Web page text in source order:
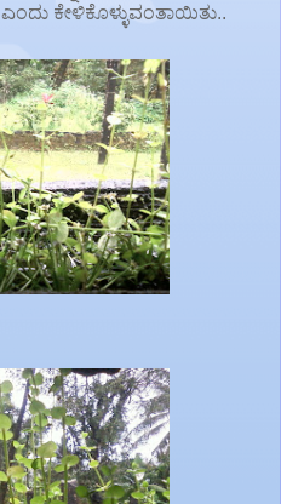
ಎಂದು ಕೇಳಿಕೊಳ್ಳುವಂತಾಯಿತು..